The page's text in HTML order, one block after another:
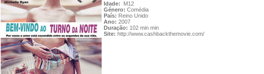
Idade:
M12
Género: Comédia
País: Reino Unido
Ano: 2007
Duração: 102 min min
Site: http://www.cashbackthemovie.com/